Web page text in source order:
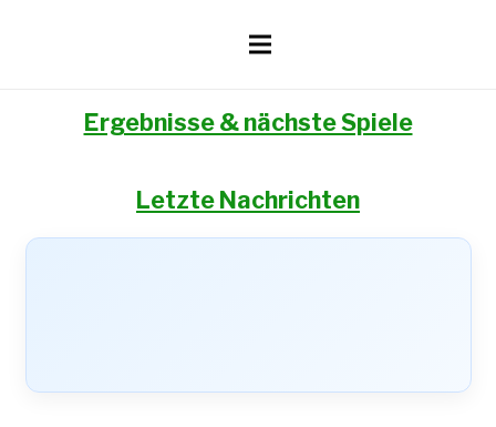
Ergebnisse & nächste Spiele
Letzte Nachrichten